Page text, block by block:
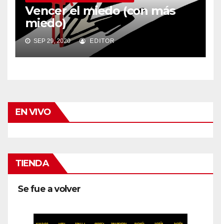
Vencer el miedo (con más
miedo)
SEP 29, 2020 EDITOR
EN VIVO
TIENDA
Se fue a volver